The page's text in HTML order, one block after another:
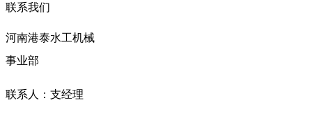
联系我们
河南港泰水工机械
事业部
联系人：支经理